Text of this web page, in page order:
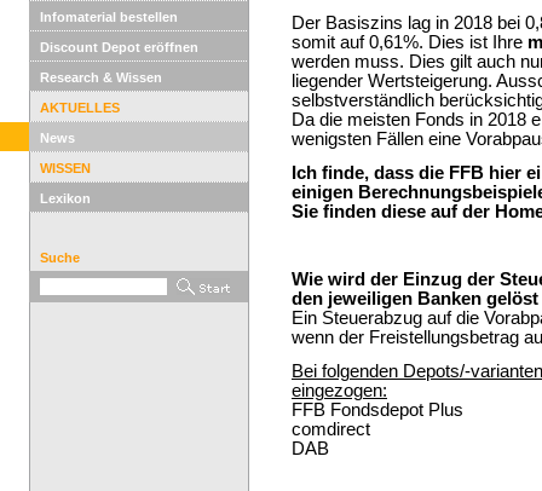
Infomaterial bestellen
Discount Depot eröffnen
Research & Wissen
AKTUELLES
News
WISSEN
Lexikon
Suche
Der Basiszins lag in 2018 bei
somit auf 0,61%. Dies ist Ihre
werden muss. Dies gilt auch
liegender Wertsteigerung.
selbstverständlich
Da die meisten Fonds in 2018
wenigsten Fällen eine
Ich finde, dass die FFB hier
einigen
Sie finden diese auf der
Wie wird der Einzug der
den jeweiligen Banken gelöst
Ein Steuerabzug auf die
wenn der Freistellungsbetrag
Bei folgenden Depots/-
eingezogen:
FFB Fondsdepot Plus
comdirect
DAB